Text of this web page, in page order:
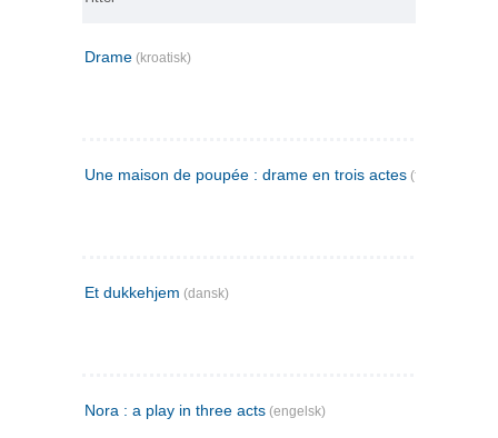
Drame (kroatisk)
Une maison de poupée : drame en trois actes (fransk)
Et dukkehjem (dansk)
Nora : a play in three acts (engelsk)